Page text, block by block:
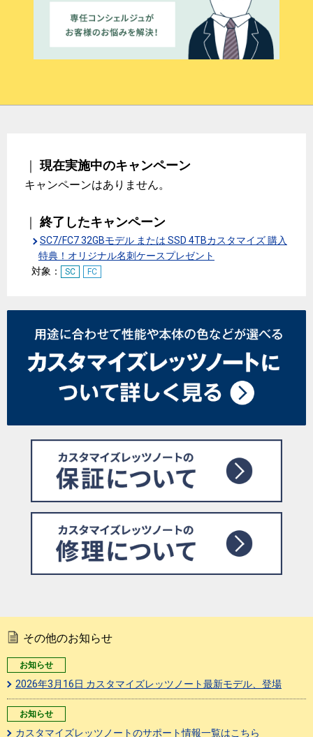
｜ 現在実施中のキャンペーン
キャンペーンはありません。
｜ 終了したキャンペーン
SC7/FC7 32GBモデル または SSD 4TBカスタマイズ 購入
特典！オリジナル名刺ケースプレゼント
対象：
SC FC
その他のお知らせ
お知らせ
2026年3月16日 カスタマイズレッツノート最新モデル、登場
お知らせ
カスタマイズレッツノートのサポート情報一覧はこちら